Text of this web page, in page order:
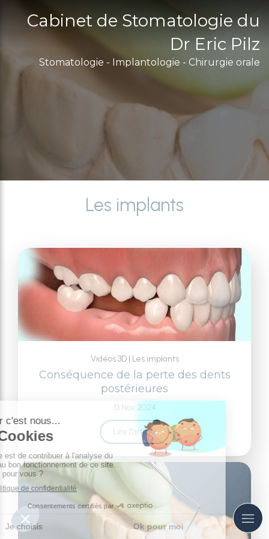
Cabinet de Stomatologie du
Dr Eric Pilz
Stomatologie - Implantologie - Chirurgie orale
Les implants
Vidéos 3D Les implants
Conséquence de la perte des dents
postérieures
13 Nov 2024
Lire l'article